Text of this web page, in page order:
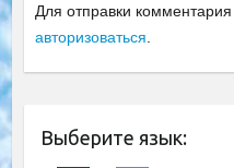
Для отправки
авторизоваться
Выберите язык: